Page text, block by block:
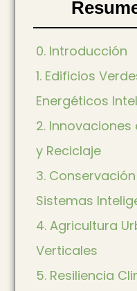
0. Introducción
1. Edificios
Energéticos
2. Innovaciones
y Reciclaje
3.
Sistemas
4. Agricultura
Verticales
5. Resiliencia